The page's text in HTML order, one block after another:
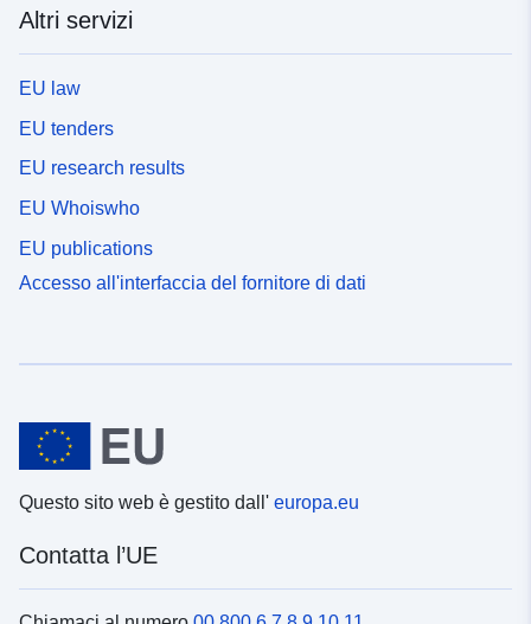
Altri servizi
EU law
EU tenders
EU research results
EU Whoiswho
EU publications
Accesso all'interfaccia del fornitore di dati
Questo sito web è gestito dall' europa.eu
Contatta l’UE